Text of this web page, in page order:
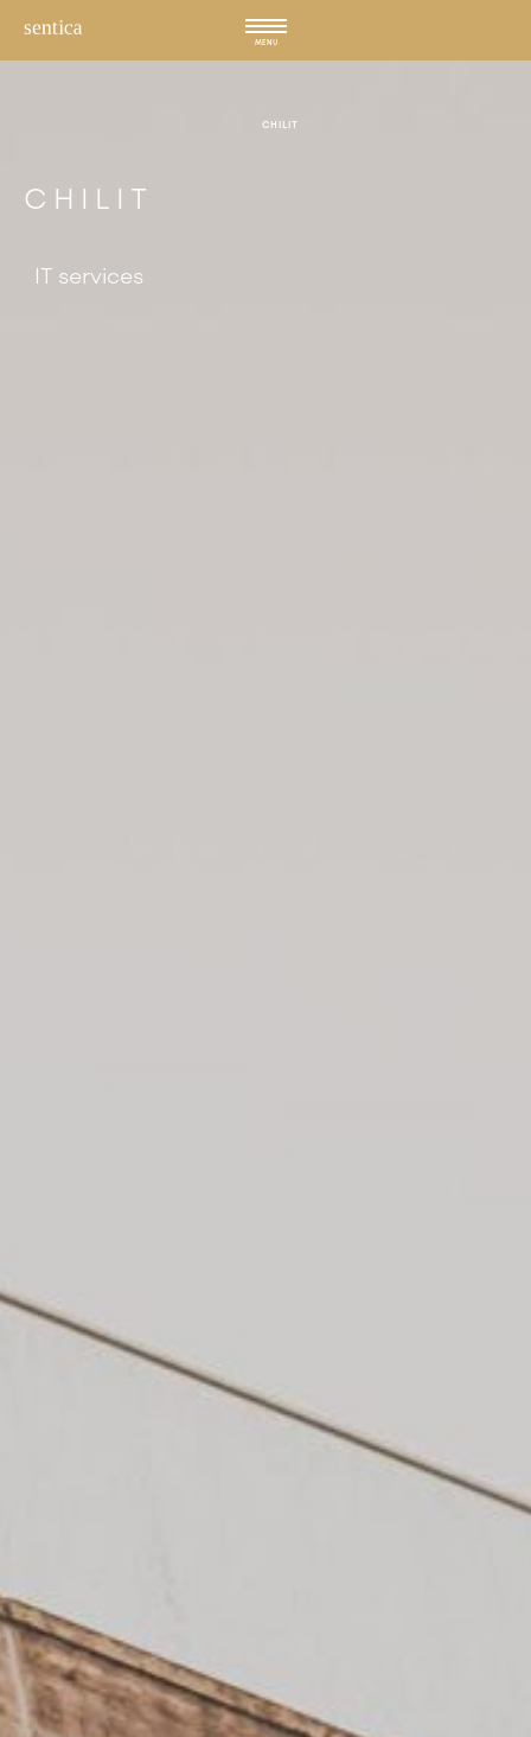
sisältöön
MENU
CHILIT
IT services
CHILIT